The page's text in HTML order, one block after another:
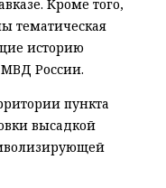
Кроме того,
тематическая
историю
России.
пункта
высадкой